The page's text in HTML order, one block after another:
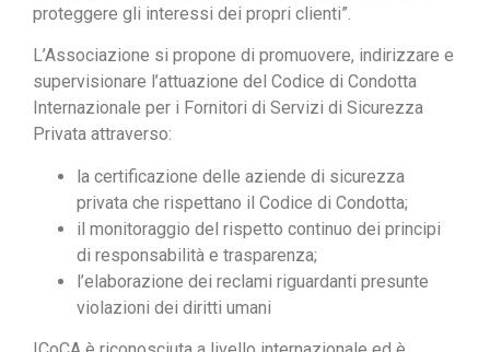
proteggere gli interessi dei propri clienti”.
L’Associazione si propone di promuovere, indirizzare e
supervisionare l’attuazione del Codice di Condotta
Internazionale per i Fornitori di Servizi di Sicurezza
Privata attraverso:
la certificazione delle aziende di sicurezza
privata che rispettano il Codice di Condotta;
il monitoraggio del rispetto continuo dei principi
di responsabilità e trasparenza;
l’elaborazione dei reclami riguardanti presunte
violazioni dei diritti umani